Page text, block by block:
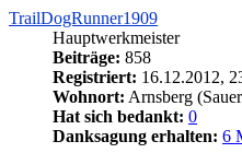
TrailDogRunner1909
Hauptwerkmeister
Beiträge: 858
Registriert: 16.12.2012,
Wohnort: Arnsberg
Hat sich bedankt: 0
Danksagung erhalten: 6